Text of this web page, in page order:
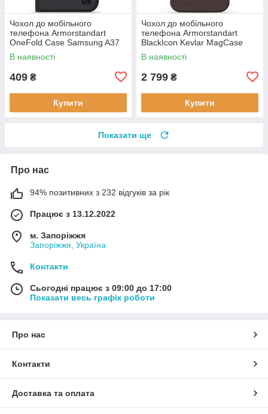
Чохол до мобільного
телефона Armorstandart
OneFold Case Samsung A37
5G Black (ARM89718)
В наявності
409 ₴
Купити
Чохол до мобільного
телефона Armorstandart
BlackIcon Kevlar MagCase
Apple iPhone 17 Sunset
(ARM90153)
В наявності
2 799 ₴
Купити
Показати ще
Про нас
94% позитивних з 232 відгуків за рік
Працює з 13.12.2022
м. Запоріжжя
Запоріжжя, Україна
Контакти
Сьогодні працює з 09:00 до 17:00
Показати весь графік роботи
Про нас
Контакти
Доставка та оплата